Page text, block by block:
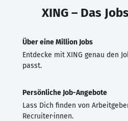
XING – Das
Über eine Million Jobs
Entdecke mit XING genau den
passt.
Persönliche Job-Angebote
Lass Dich finden von
Recruiter·innen.